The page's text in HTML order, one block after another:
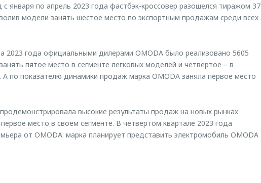
с января по апрель 2023 года фастбэк-кроссовер разошелся тиражом 37
модели занять шестое место по экспортным продажам среди всех
2023 года официальными дилерами OMODA было реализовано 5605
пятое место в сегменте легковых моделей и четвертое – в
А по показателю динамики продаж марка OMODA заняла первое место
высокие результаты продаж на новых рынках
место в своем сегменте. В четвертом квартале 2023 года
от OMODA: марка планирует представить электромобиль OMODA